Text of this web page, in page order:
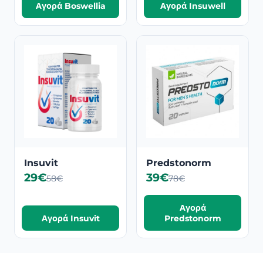
Αγορά Boswellia Αγορά Insuwell
Insuvit
29€58€
Αγορά Insuvit
Predstonorm
39€78€
Αγορά
Predstonorm